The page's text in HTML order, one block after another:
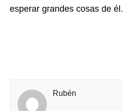
esperar grandes cosas de él.
Rubén